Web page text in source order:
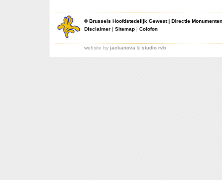
©Brussels Hoofdstedelijk Gewest| Directie
Disclaimer | Sitemap | Colofon
website by jackanova & studio rvb